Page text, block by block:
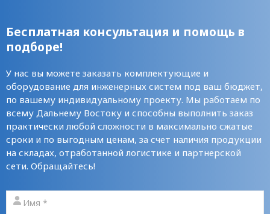
Бесплатная консультация и помощь в
подборе!
У нас вы можете заказать комплектующие и
оборудование для инженерных систем под ваш бюджет,
по вашему индивидуальному проекту. Мы работаем по
всему Дальнему Востоку и способны выполнить заказ
практически любой сложности в максимально сжатые
сроки и по выгодным ценам, за счет наличия продукции
на складах, отработанной логистике и партнерской
сети. Обращайтесь!